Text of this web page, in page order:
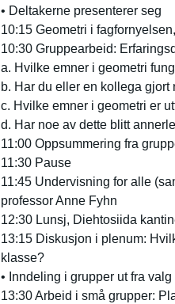
• Deltakerne presenterer seg
10:15 Geometri i
10:30 Gruppearbeid:
a. Hvilke emner i geometri
b. Har du eller en kollega
c. Hvilke emner i geometri er
d. Har noe av dette blitt
11:00 Oppsummering fra
11:30 Pause
11:45 Undervisning for alle
professor Anne Fyhn
12:30 Lunsj, Diehtosiida
13:15 Diskusjon i plenum:
klasse?
• Inndeling i grupper ut fra valg
13:30 Arbeid i små grupper: